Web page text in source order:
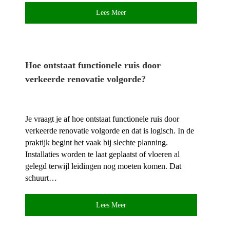
Lees Meer
Hoe ontstaat functionele ruis door
verkeerde renovatie volgorde?
Je vraagt je af hoe ontstaat functionele ruis door
verkeerde renovatie volgorde en dat is logisch.​ In de
praktijk begint het vaak bij slechte planning.​
Installaties worden te laat geplaatst of vloeren al
gelegd terwijl leidingen nog moeten komen.​ Dat
schuurt…
Lees Meer